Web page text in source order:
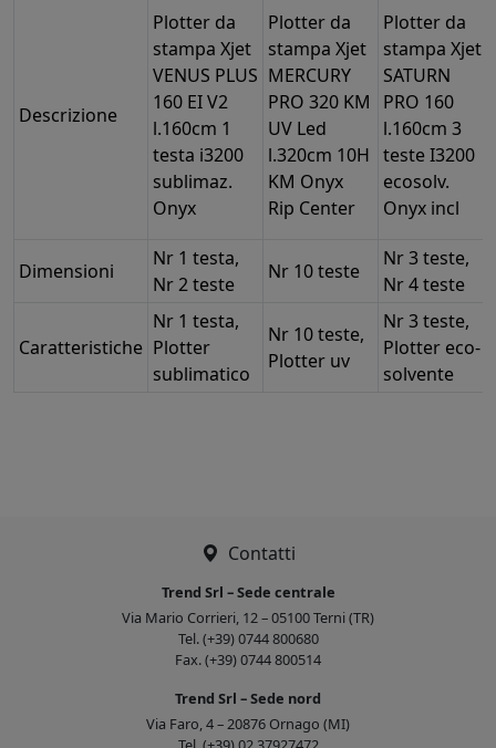
Descrizione
Plotter da
stampa Xjet
VENUS PLUS
160 EI V2
l.160cm 1
testa i3200
sublimaz.
Onyx
Plotter da
stampa Xjet
MERCURY
PRO 320 KM
UV Led
l.320cm 10H
KM Onyx
Rip Center
Plotter da
stampa Xjet
SATURN
PRO 160
l.160cm 3
teste I3200
ecosolv.
Onyx incl
Dimensioni
Nr 1 testa,
Nr 2 teste
Nr 10 teste
Nr 3 teste,
Nr 4 teste
Caratteristiche
Nr 1 testa,
Plotter
sublimatico
Nr 10 teste,
Plotter uv
Nr 3 teste,
Plotter eco-
solvente
Contatti
Trend Srl – Sede centrale
Via Mario Corrieri, 12 – 05100 Terni (TR)
Tel. (+39) 0744 800680
Fax. (+39) 0744 800514
Trend Srl – Sede nord
Via Faro, 4 – 20876 Ornago (MI)